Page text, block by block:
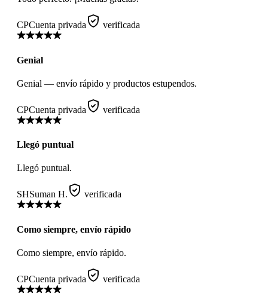
CPCuenta privada verificada
Genial
Genial — envío rápido y productos estupendos.
CPCuenta privada verificada
Llegó puntual
Llegó puntual.
SHSuman H. verificada
Como siempre, envío rápido
Como siempre, envío rápido.
CPCuenta privada verificada